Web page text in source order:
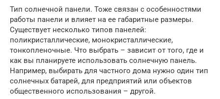
Тип солнечной панели. Тоже связан с особенностями
работы панели и влияет на ее габаритные размеры.
Существует несколько типов панелей:
поликристаллические, монокристаллические,
тонкопленочные. Что выбрать – зависит от того, где и
как вы планируете использовать солнечную панель.
Например, выбирать для частного дома нужно один тип
солнечных батарей, для предприятий или объектов
общественного использования – другой.